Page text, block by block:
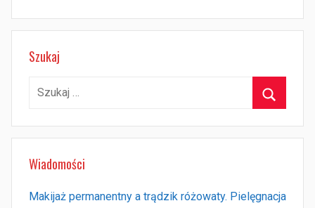
Szukaj
Szukaj:
Wiadomości
Makijaż permanentny a trądzik różowaty. Pielęgnacja